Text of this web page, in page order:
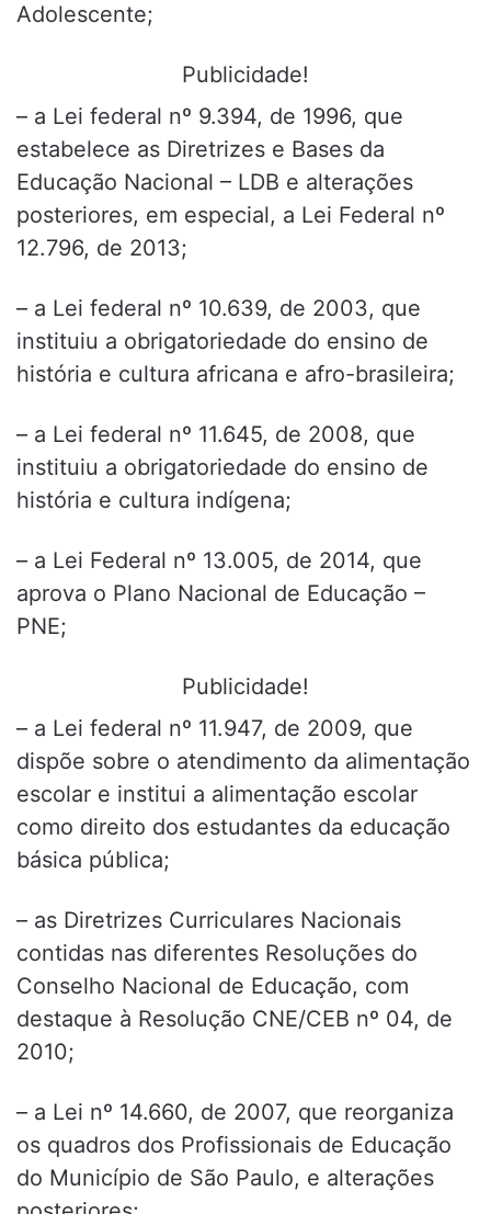
Adolescente;
Publicidade!
– a Lei federal nº 9.394, de 1996, que
estabelece as Diretrizes e Bases da
Educação Nacional – LDB e alterações
posteriores, em especial, a Lei Federal nº
12.796, de 2013;
– a Lei federal nº 10.639, de 2003, que
instituiu a obrigatoriedade do ensino de
história e cultura africana e afro-brasileira;
– a Lei federal nº 11.645, de 2008, que
instituiu a obrigatoriedade do ensino de
história e cultura indígena;
– a Lei Federal nº 13.005, de 2014, que
aprova o Plano Nacional de Educação –
PNE;
Publicidade!
– a Lei federal nº 11.947, de 2009, que
dispõe sobre o atendimento da alimentação
escolar e institui a alimentação escolar
como direito dos estudantes da educação
básica pública;
– as Diretrizes Curriculares Nacionais
contidas nas diferentes Resoluções do
Conselho Nacional de Educação, com
destaque à Resolução CNE/CEB nº 04, de
2010;
– a Lei nº 14.660, de 2007, que reorganiza
os quadros dos Profissionais de Educação
do Município de São Paulo, e alterações